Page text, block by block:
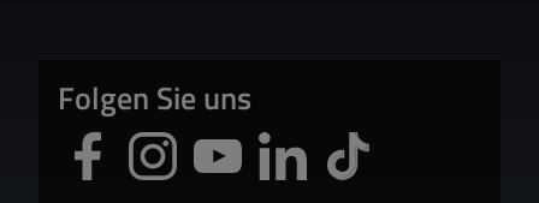
Folgen Sie uns